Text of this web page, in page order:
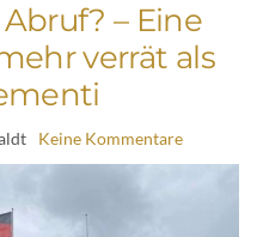
– Eine
verrät als
Keine Kommentare